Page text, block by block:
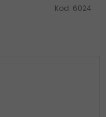
Kod: 6024